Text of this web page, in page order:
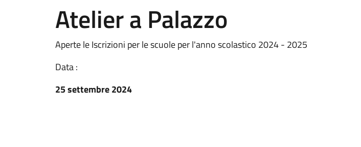
Atelier a Palazzo
Aperte le Iscrizioni per le scuole per l'anno scolastico 2024 - 2025
Data :
25 settembre 2024